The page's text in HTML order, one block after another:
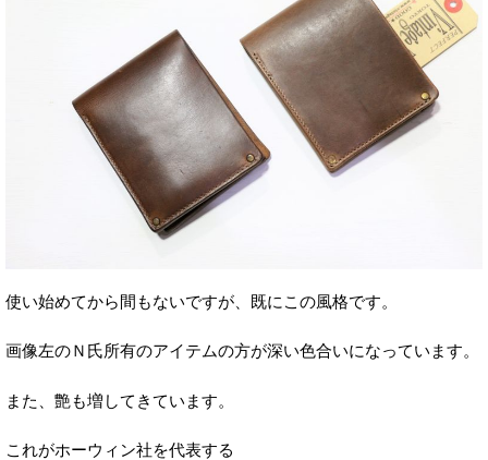
使い始めてから間もないですが、既にこの風格です。
画像左のＮ氏所有のアイテムの方が深い色合いになっています。
また、艶も増してきています。
これがホーウィン社を代表する